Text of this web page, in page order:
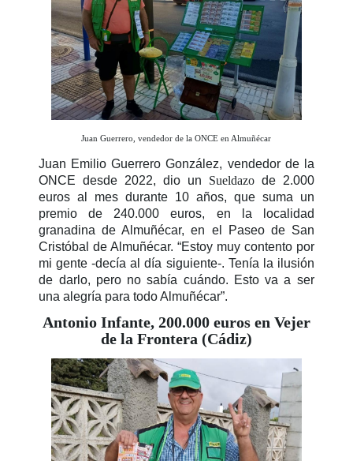
Juan Guerrero, vendedor de la ONCE en Almuñécar
Juan Emilio Guerrero González, vendedor de la
ONCE desde 2022, dio un Sueldazode 2.000
euros al mes durante 10 años, que suma un
premio de 240.000 euros, en la localidad
granadina de Almuñécar, en el Paseo de San
Cristóbal de Almuñécar. “Estoy muy contento por
mi gente -decía al día siguiente-. Tenía la ilusión
de darlo, pero no sabía cuándo. Esto va a ser
una alegría para todo Almuñécar”.
Antonio Infante, 200.000 euros en Vejer
de la Frontera (Cádiz)